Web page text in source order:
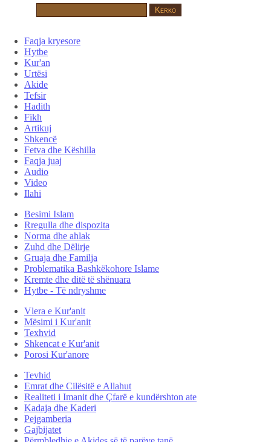
Faqja kryesore
Hytbe
Kur'an
Urtësi
Akide
Tefsir
Hadith
Fikh
Artikuj
Shkencë
Fetva dhe Këshilla
Faqja juaj
Audio
Video
Ilahi
Besimi Islam
Rregulla dhe dispozita
Norma dhe ahlak
Zuhd dhe Dëlirje
Gruaja dhe Familja
Problematika Bashkëkohore Islame
Kremte dhe ditë të shënuara
Hytbe - Të ndryshme
Vlera e Kur'anit
Mësimi i Kur'anit
Texhvid
Shkencat e Kur'anit
Porosi Kur'anore
Tevhid
Emrat dhe Cilësitë e Allahut
Realiteti i Imanit dhe Çfarë e kundërshton ate
Kadaja dhe Kaderi
Pejgamberia
Gajbijatet